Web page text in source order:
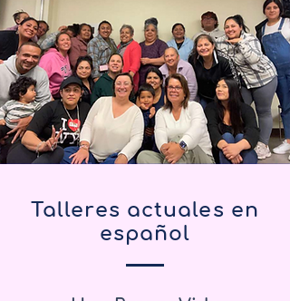
Talleres actuales en
español